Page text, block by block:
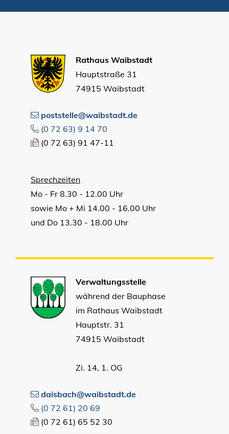
Rathaus Waibstadt
Hauptstraße 31
74915 Waibstadt
poststelle@waibstadt.de
(0 72 63) 9 14 70
(0 72 63) 91 47-11
Sprechzeiten
Mo - Fr 8.30 - 12.00 Uhr
sowie Mo + Mi 14.00 - 16.00 Uhr
und Do 13.30 - 18.00 Uhr
Verwaltungsstelle
während der Bauphase
im Rathaus Waibstadt
Hauptstr. 31
74915 Waibstadt
Zi. 14, 1. OG
daisbach@waibstadt.de
(0 72 61) 20 69
(0 72 61) 65 52 30